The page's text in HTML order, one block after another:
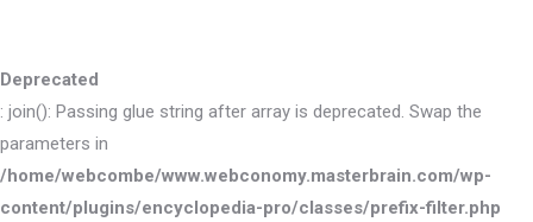
Deprecated
: join(): Passing glue string after array is deprecated. Swap the
parameters in
/home/webcombe/www.webconomy.masterbrain.com/wp-
content/plugins/encyclopedia-pro/classes/prefix-filter.php